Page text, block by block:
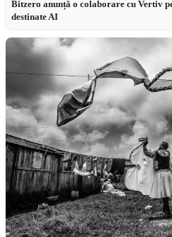
Bitzero anunță o colaborare cu Vertiv
destinate AI